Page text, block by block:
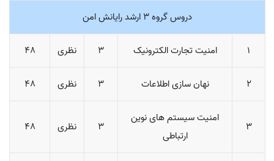
دروس گروه 3 ارشد رایانش امن
1 امنیت تجارت الکترونیک 3 نظری 48
2 نهان سازی اطلاعات 3 نظری 48
3
امنیت سیستم های نوین
ارتباطی
3 نظری 48